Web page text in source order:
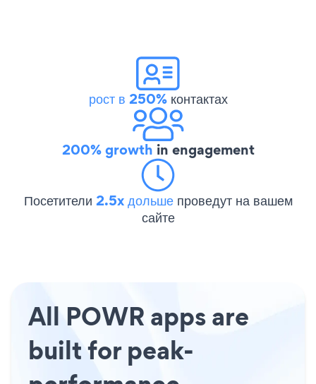
рост в 250%контактах
200% growth in engagement
Посетители 2.5x дольше проведут на вашем
сайте
All POWR apps are
built for peak-